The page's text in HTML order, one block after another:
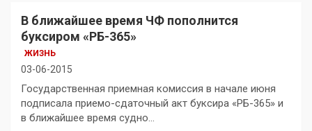
В ближайшее время ЧФ пополнится
буксиром «РБ-365»
ЖИЗНЬ
03-06-2015
Государственная приемная комиссия в начале июня
подписала приемо-сдаточный акт буксира «РБ-365» и
в ближайшее время судно…